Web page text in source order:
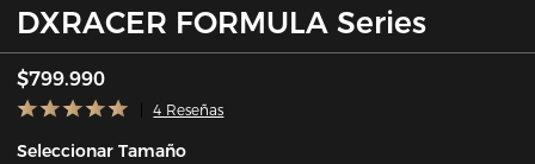
DXRACER FORMULA Series
$799.990
4 Reseñas
Seleccionar Tamaño